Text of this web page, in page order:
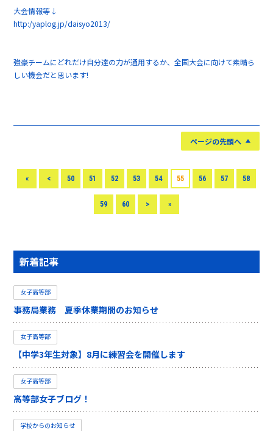
大会情報等↓
http:/yaplog.jp/daisyo2013/
強豪チームにどれだけ自分達の力が通用するか、全国大会に向けて素晴ら
しい機会だと思います!
ページの先頭へ
« < 50 51 52 53 54 55 56 57 58
59 60 > »
新着記事
女子高等部
事務局業務 夏季休業期間のお知らせ
女子高等部
【中学3年生対象】8月に練習会を開催します
女子高等部
高等部女子ブログ！
学校からのお知らせ